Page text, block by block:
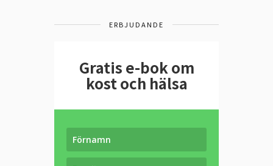
ERBJUDANDE
Gratis e-bok om
kost och hälsa